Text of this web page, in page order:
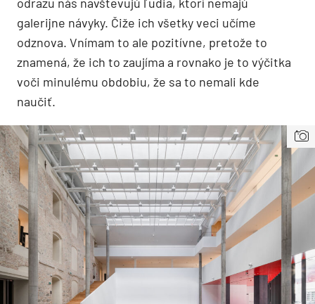
galerijne návyky. Čiže ich všetky veci učíme
odznova. Vnímam to ale pozitívne, pretože to
znamená, že ich to zaujíma a rovnako je to výčitka
voči minulému obdobiu, že sa to nemali kde
naučiť.